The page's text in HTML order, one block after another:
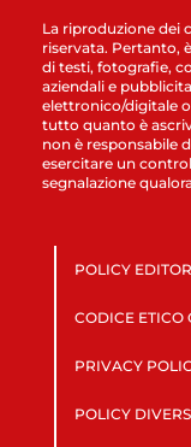
La riproduzione dei
riservata. Pertanto,
di testi, fotografie,
aziendali e
elettronico/digitale
tutto quanto è
non è responsabile
esercitare un
segnalazione
POLICY
CODICE ETICO
PRIVACY
POLICY